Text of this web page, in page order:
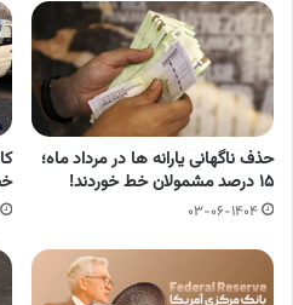
حذف ناگهانی یارانه ها در مرداد ماه؛
۱۵ درصد مشمولان خط خوردند!
۰۳-۰۶-۱۴۰۴